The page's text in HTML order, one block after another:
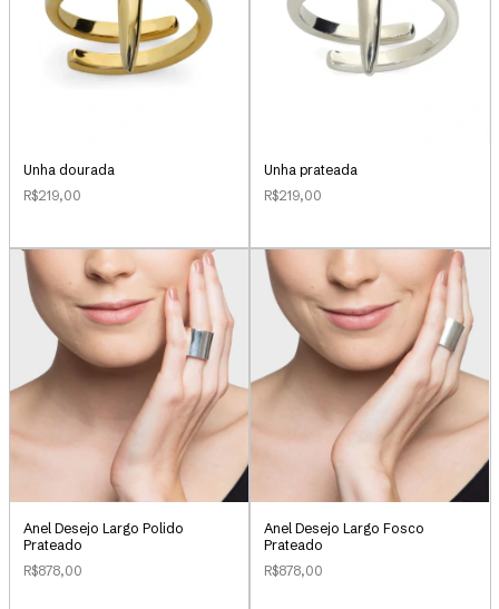
Unha dourada
R$219,00
Unha prateada
R$219,00
Anel Desejo Largo Polido
Prateado
R$878,00
Anel Desejo Largo Fosco
Prateado
R$878,00